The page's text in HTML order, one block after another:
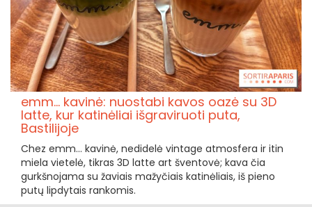
emm… kavinė: nuostabi kavos oazė su 3D
latte, kur katinėliai išgraviruoti puta,
Bastilijoje
Chez emm… kavinė, nedidelė vintage atmosfera ir itin
miela vietelė, tikras 3D latte art šventovė; kava čia
gurkšnojama su žaviais mažyčiais katinėliais, iš pieno
putų lipdytais rankomis.